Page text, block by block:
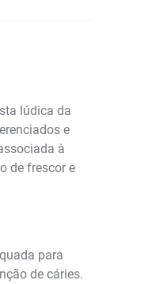
lúdica da
e
à
de frescor e
para
de cáries.